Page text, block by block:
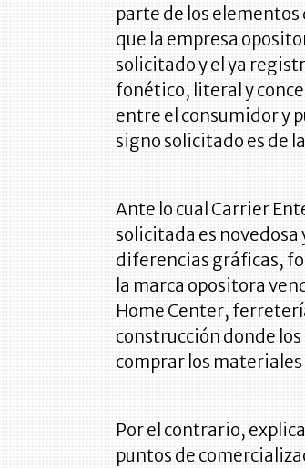
parte de los
que la empresa
solicitado y el ya
fonético, literal y
entre el consumidor y
signo solicitado es de
Ante lo cual Carrier
solicitada es
diferencias gráficas,
la marca opositora
Home Center,
construcción donde
comprar los
Por el contrario,
puntos de